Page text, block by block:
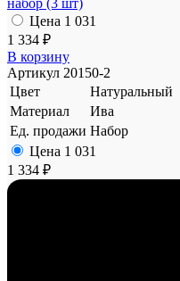
набор (3 шт)
Цена 1 031
1 334 ₽
В корзину
Артикул 20150-2
Цвет
Натуральный
Материал
Ива
Ед. продажи Набор
Цена 1 031
1 334 ₽